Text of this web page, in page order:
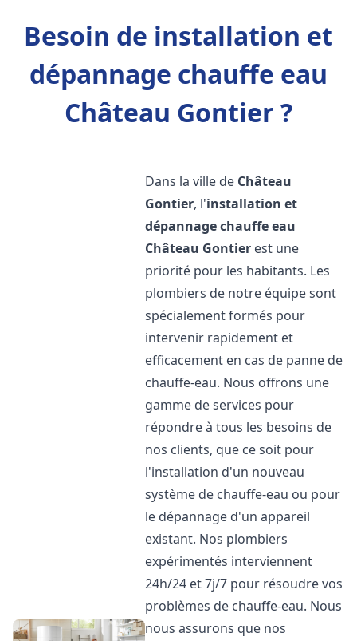
Besoin de installation et
dépannage chauffe eau
Château Gontier ?
Dans la ville de Château
Gontier, l'installation et
dépannage chauffe eau
Château Gontier est une
priorité pour les habitants. Les
plombiers de notre équipe sont
spécialement formés pour
intervenir rapidement et
efficacement en cas de panne de
chauffe-eau. Nous offrons une
gamme de services pour
répondre à tous les besoins de
nos clients, que ce soit pour
l'installation d'un nouveau
système de chauffe-eau ou pour
le dépannage d'un appareil
existant. Nos plombiers
expérimentés interviennent
24h/24 et 7j/7 pour résoudre vos
problèmes de chauffe-eau. Nous
nous assurons que nos